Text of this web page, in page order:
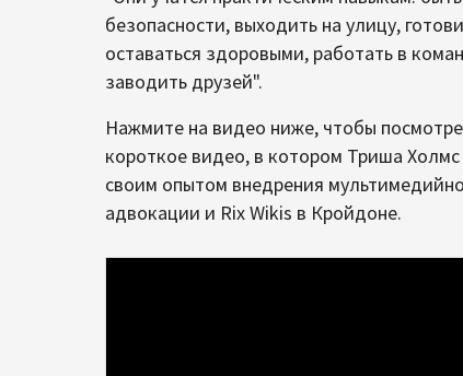
безопасности, выходить на улицу,
оставаться здоровыми, работать в
заводить друзей".
Нажмите на видео ниже, чтобы
короткое видео, в котором Триша
своим опытом внедрения
адвокации и Rix Wikis в Кройдоне.